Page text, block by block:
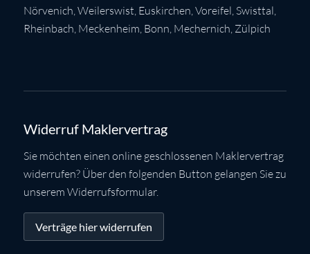
Nörvenich Weilerswist Euskirchen , Voreifel, Swisttal
Rheinbach Meckenheim Bonn Mechernich Zülpich
Widerruf Maklervertrag
Sie möchten einen online geschlossenen Maklervertrag
widerrufen? Über den folgenden Button gelangen Sie zu
unserem Widerrufsformular.
Verträge hier widerrufen